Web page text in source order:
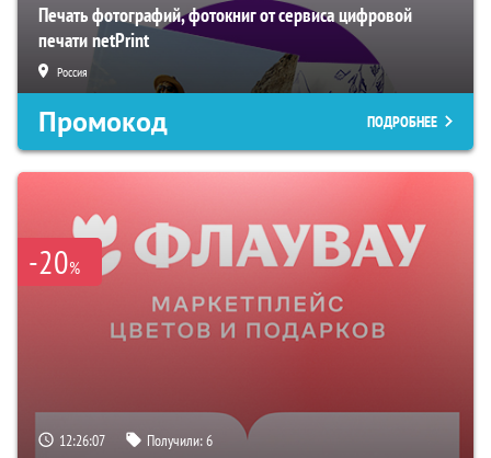
Печать фотографий, фотокниг от сервиса цифровой
печати netPrint
Россия
Промокод ПОДРОБНЕЕ
-20%
12:26:07 Получили:6